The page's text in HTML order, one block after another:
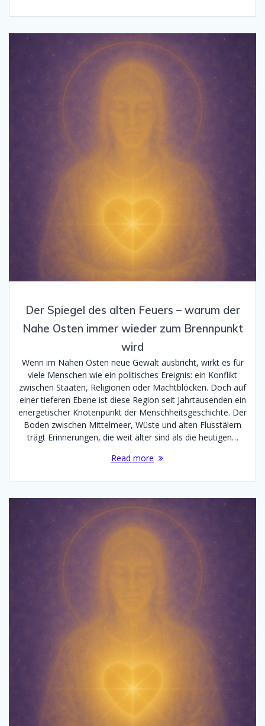
Der Spiegel des alten Feuers – warum der
Nahe Osten immer wieder zum Brennpunkt
wird
Wenn im Nahen Osten neue Gewalt ausbricht, wirkt es für
viele Menschen wie ein politisches Ereignis: ein Konflikt
zwischen Staaten, Religionen oder Machtblöcken. Doch auf
einer tieferen Ebene ist diese Region seit Jahrtausenden ein
energetischer Knotenpunkt der Menschheitsgeschichte. Der
Boden zwischen Mittelmeer, Wüste und alten Flusstälern
trägt Erinnerungen, die weit älter sind als die heutigen…
Read more